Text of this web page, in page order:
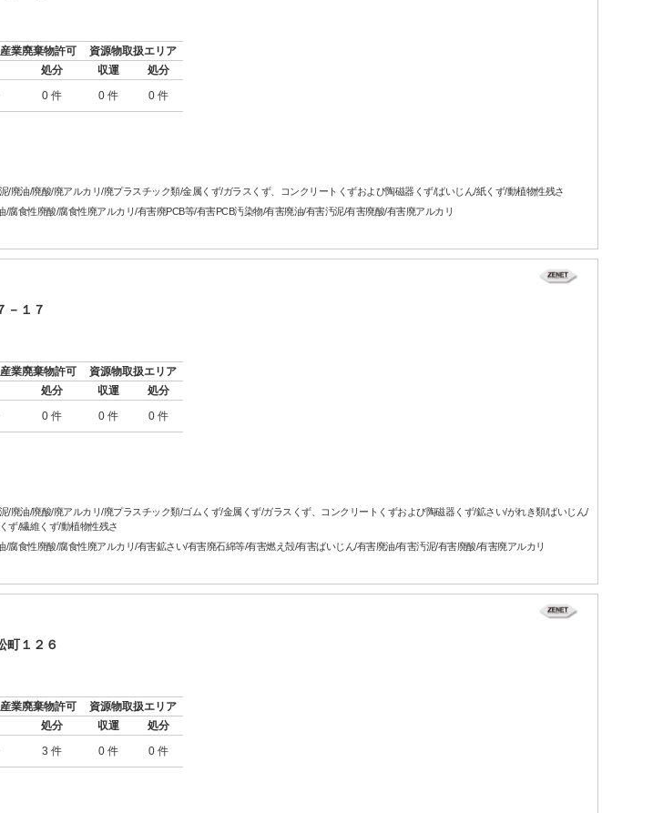
業廃棄物許可
資源物取扱エリア
処分 収運
処分
0 件 0 件 0 件
/廃油/廃酸/廃アルカリ/廃プラスチック類/金属くず/ガラスくず、コンクリートくずおよび陶磁器くず/ばいじん/紙くず/動植物性残さ
/腐食性廃酸/腐食性廃アルカリ/有害廃PCB等/有害PCB汚染物/有害廃油/有害汚泥/有害廃酸/有害廃アルカリ
－１７
業廃棄物許可
資源物取扱エリア
処分 収運
処分
0 件 0 件 0 件
/廃油/廃酸/廃アルカリ/廃プラスチック類/ゴムくず/金属くず/ガラスくず、コンクリートくずおよび陶磁器くず/鉱さい/がれき類/ばいじん/
ず/繊維くず/動植物性残さ
/腐食性廃酸/腐食性廃アルカリ/有害鉱さい/有害廃石綿等/有害燃え殻/有害ばいじん/有害廃油/有害汚泥/有害廃酸/有害廃アルカリ
町１２６
業廃棄物許可
資源物取扱エリア
処分 収運
処分
3 件 0 件 0 件